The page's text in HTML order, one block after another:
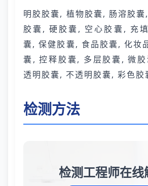
明胶胶囊, 植物胶囊, 肠溶胶
胶囊, 硬胶囊, 空心胶囊, 充
囊, 保健胶囊, 食品胶囊, 化妆
囊, 控释胶囊, 多层胶囊, 微
透明胶囊, 不透明胶囊, 彩色胶
检测方法
检测工程师在线